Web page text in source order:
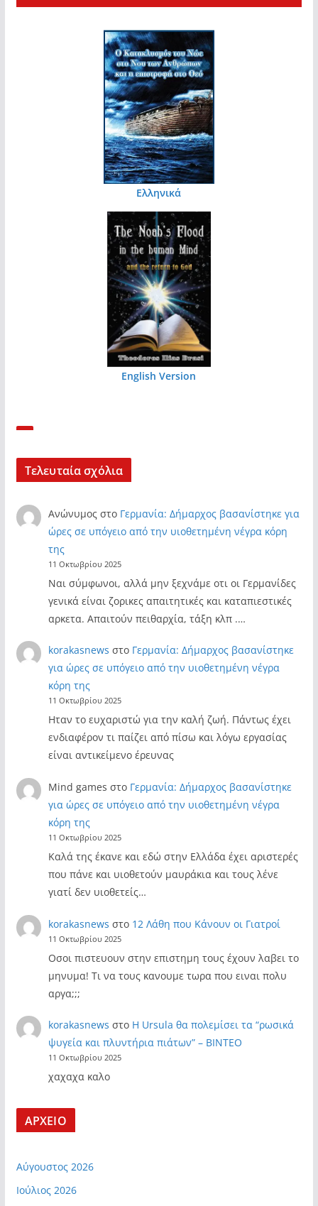
Ελληνικά
English Version
Τελευταία σχόλια
Ανώνυμος στο Γερμανία: Δήμαρχος βασανίστηκε για
ώρες σε υπόγειο από την υιοθετημένη νέγρα κόρη
της
11 Οκτωβρίου 2025
Ναι σύμφωνοι, αλλά μην ξεχνάμε οτι οι Γερμανίδες
γενικά είναι ζορικες απαιτητικές και καταπιεστικές
αρκετα. Απαιτούν πειθαρχία, τάξη κλπ .…
korakasnews στο Γερμανία: Δήμαρχος βασανίστηκε
για ώρες σε υπόγειο από την υιοθετημένη νέγρα
κόρη της
11 Οκτωβρίου 2025
Ηταν το ευχαριστώ για την καλή ζωή. Πάντως έχει
ενδιαφέρον τι παίζει από πίσω και λόγω εργασίας
είναι αντικείμενο έρευνας
Mind games στο Γερμανία: Δήμαρχος βασανίστηκε
για ώρες σε υπόγειο από την υιοθετημένη νέγρα
κόρη της
11 Οκτωβρίου 2025
Καλά της έκανε και εδώ στην Ελλάδα έχει αριστερές
που πάνε και υιοθετούν μαυράκια και τους λένε
γιατί δεν υιοθετείς…
korakasnews στο 12 Λάθη που Κάνουν οι Γιατροί
11 Οκτωβρίου 2025
Οσοι πιστευουν στην επιστημη τους έχουν λαβει το
μηνυμα! Τι να τους κανουμε τωρα που ειναι πολυ
αργα;;;
korakasnews στο Η Ursula θα πολεμίσει τα “ρωσικά
ψυγεία και πλυντήρια πιάτων” – ΒΙΝΤΕΟ
11 Οκτωβρίου 2025
χαχαχα καλο
ΑΡΧΕΙΟ
Αύγουστος 2026
Ιούλιος 2026